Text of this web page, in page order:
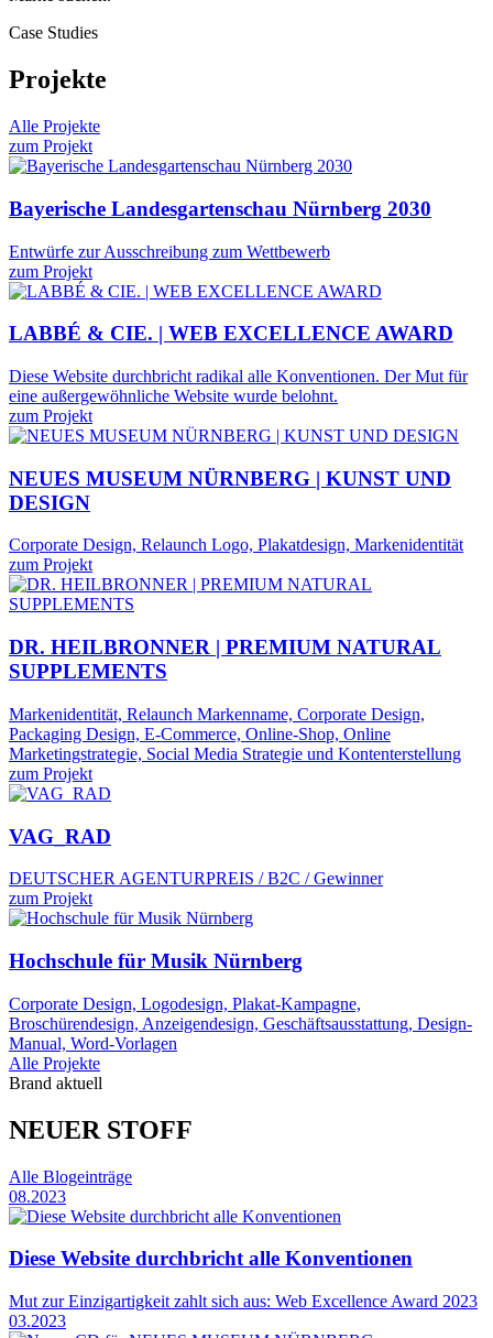
Case Studies
Projekte
Alle Projekte
zum Projekt
Bayerische Landesgartenschau Nürnberg 2030
Entwürfe zur Ausschreibung zum Wettbewerb
zum Projekt
LABBÉ & CIE. | WEB EXCELLENCE AWARD
Diese Website durchbricht radikal alle Konventionen. Der Mut für
eine außergewöhnliche Website wurde belohnt.
zum Projekt
NEUES MUSEUM NÜRNBERG | KUNST UND
DESIGN
Corporate Design, Relaunch Logo, Plakatdesign, Markenidentität
zum Projekt
DR. HEILBRONNER | PREMIUM NATURAL
SUPPLEMENTS
Markenidentität, Relaunch Markenname, Corporate Design,
Packaging Design, E-Commerce, Online-Shop, Online
Marketingstrategie, Social Media Strategie und Kontenterstellung
zum Projekt
VAG_RAD
DEUTSCHER AGENTURPREIS / B2C / Gewinner
zum Projekt
Hochschule für Musik Nürnberg
Corporate Design, Logodesign, Plakat-Kampagne,
Broschürendesign, Anzeigendesign, Geschäftsausstattung, Design-
Manual, Word-Vorlagen
Alle Projekte
Brand aktuell
NEUER STOFF
Alle Blogeinträge
08.2023
Diese Website durchbricht alle Konventionen
Mut zur Einzigartigkeit zahlt sich aus: Web Excellence Award 2023
03.2023